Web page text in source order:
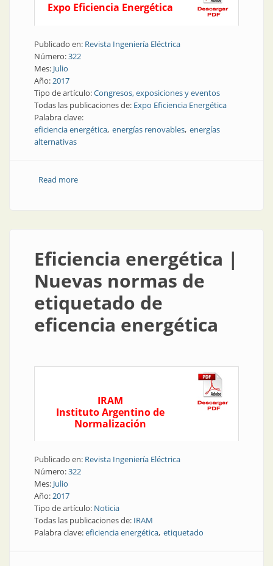
Expo Eficiencia Energética
Publicado en: Revista Ingeniería Eléctrica
Número:322
Mes: Julio
Año:2017
Tipo de artículo:Congresos, exposiciones y eventos
Todas las publicaciones de: Expo Eficiencia Energética
Palabra clave:
eficiencia energética energías renovables energías
alternativas
Read moreabout Eficiencia energética | Nació y pisa fuerte una
Eficiencia energética |
Nuevas normas de
etiquetado de
eficencia energética
IRAM
Instituto Argentino de
Normalización
Publicado en: Revista Ingeniería Eléctrica
Número:322
Mes: Julio
Año:2017
Tipo de artículo: Noticia
Todas las publicaciones de: IRAM
Palabra clave:eficiencia energética etiquetado